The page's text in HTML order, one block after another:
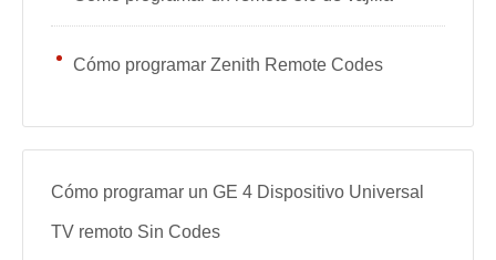
Cómo programar Zenith Remote Codes
Cómo programar un GE 4 Dispositivo Universal
TV remoto Sin Codes